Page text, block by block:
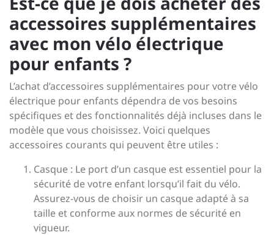
accessoires supplémentaires
avec mon vélo électrique
pour enfants ?
L’achat d’accessoires supplémentaires pour votre vélo
électrique pour enfants dépendra de vos besoins
spécifiques et des fonctionnalités déjà incluses dans le
modèle que vous choisissez. Voici quelques
accessoires courants qui peuvent être utiles :
Casque : Le port d’un casque est essentiel pour la
sécurité de votre enfant lorsqu’il fait du vélo.
Assurez-vous de choisir un casque adapté à sa
taille et conforme aux normes de sécurité en
vigueur.